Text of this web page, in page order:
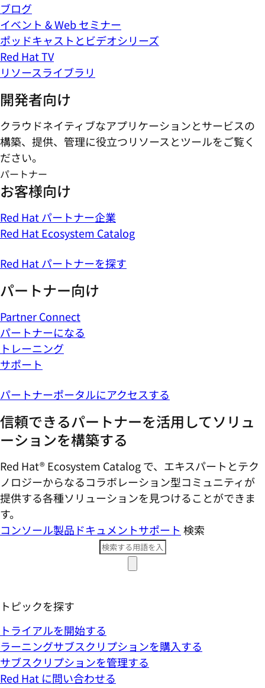
ブログ
イベント & Web セミナー
ポッドキャストとビデオシリーズ
Red Hat TV
リソースライブラリ
開発者向け
クラウドネイティブなアプリケーションとサービスの
構築、提供、管理に役立つリソースとツールをご覧く
ださい。
パートナー
お客様向け
Red Hat パートナー企業
Red Hat Ecosystem Catalog
Red Hat パートナーを探す
パートナー向け
Partner Connect
パートナーになる
トレーニング
サポート
パートナーポータルにアクセスする
信頼できるパートナーを活用してソリュ
ーションを構築する
Red Hat® Ecosystem Catalog で、エキスパートとテク
ノロジーからなるコラボレーション型コミ​ュニティが
提供する各種ソリューションを見つけることができま
す。
コンソール製品ドキュメントサポート 検索
トピックを探す
トライアルを開始する
ラーニングサブスクリプションを購入する
サブスクリプションを管理する
Red Hat に問い合わせる